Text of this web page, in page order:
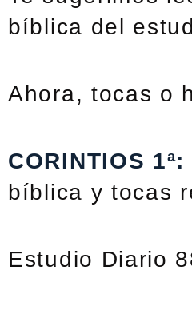
bíblica del
Ahora, tocas o
CORINTIOS 1ª:
bíblica y tocas
Estudio Diario